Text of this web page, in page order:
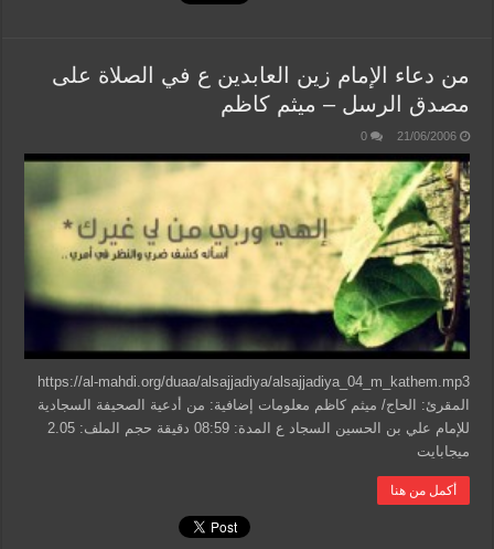
من دعاء الإمام زين العابدين ع في الصلاة على
مصدق الرسل – ميثم كاظم
21/06/2006
0
https://al-mahdi.org/duaa/alsajjadiya/alsajjadiya_04_m_kathem.mp3
المقرئ: الحاج/ ميثم كاظم معلومات إضافية: من أدعية الصحيفة السجادية
للإمام علي بن الحسين السجاد ع المدة: 08:59 دقيقة حجم الملف: 2.05
ميجابايت
أكمل من هنا